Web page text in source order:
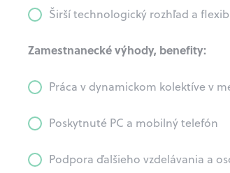
Širší technologický rozhľad a
Zamestnanecké výhody, benefity:
Práca v dynamickom kolektíve v
Poskytnuté PC a mobilný telefón
Podpora ďalšieho vzdelávania a